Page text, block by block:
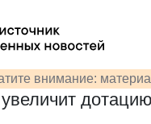
внимание:
увеличит